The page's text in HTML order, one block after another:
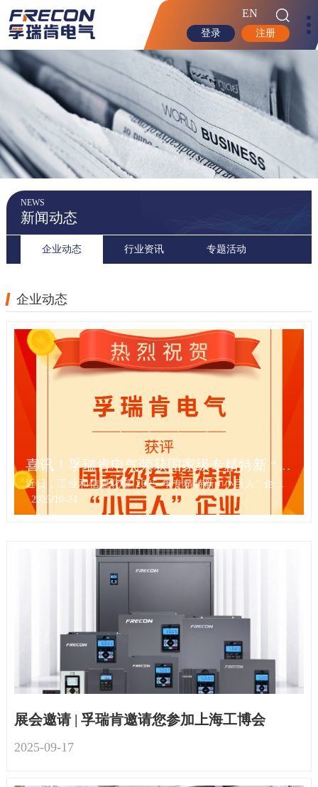
EN
登录 注册
NEWS
新闻动态
企业动态 行业资讯 专题活动
企业动态
喜讯！孚瑞肯电气荣获国家级专精特新 “小巨人” 企业称号
近日，工业和信息化部 2025 年专精特新 “小巨人” 企业认定工作落下帷幕，孚瑞肯电气（深圳）有限公司凭借在细分领域的技术深耕...
2025/10-24
展会邀请 | 孚瑞肯邀请您参加上海工博会
-17
2025-09